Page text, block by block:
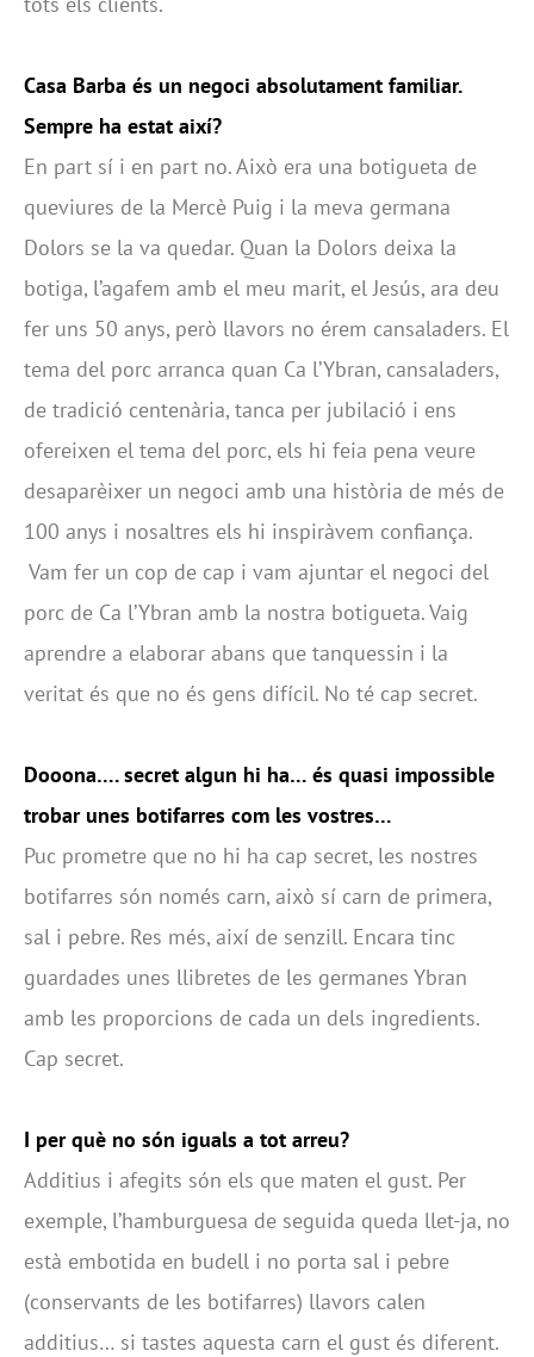
Casa Barba és un negoci absolutament familiar.
Sempre ha estat així?
En part sí i en part no. Això era una botigueta de
queviures de la Mercè Puig i la meva germana
Dolors se la va quedar. Quan la Dolors deixa la
botiga, l’agafem amb el meu marit, el Jesús, ara deu
fer uns 50 anys, però llavors no érem cansaladers. El
tema del porc arranca quan Ca l’Ybran, cansaladers,
de tradició centenària, tanca per jubilació i ens
ofereixen el tema del porc, els hi feia pena veure
desaparèixer un negoci amb una història de més de
100 anys i nosaltres els hi inspiràvem confiança.
Vam fer un cop de cap i vam ajuntar el negoci del
porc de Ca l’Ybran amb la nostra botigueta. Vaig
aprendre a elaborar abans que tanquessin i la
veritat és que no és gens difícil. No té cap secret.
Dooona…. secret algun hi ha… és quasi impossible
trobar unes botifarres com les vostres…
Puc prometre que no hi ha cap secret, les nostres
botifarres són només carn, això sí carn de primera,
sal i pebre. Res més, així de senzill. Encara tinc
guardades unes llibretes de les germanes Ybran
amb les proporcions de cada un dels ingredients.
Cap secret.
I per què no són iguals a tot arreu?
Additius i afegits són els que maten el gust. Per
exemple, l’hamburguesa de seguida queda llet-ja, no
està embotida en budell i no porta sal i pebre
(conservants de les botifarres) llavors calen
additius… si tastes aquesta carn el gust és diferent.